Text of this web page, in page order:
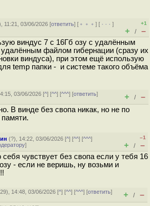
11:21, 03/06/2026 [ответить] [ ﹢﹢﹢] [ · · ·]
+1
+ / –
виндус 7 с 16Гб озу с удалённым
файлом гибернации (сразу их
виндуса), при этом ещё использую
temp папки - и системе такого объёма
03/06/2026 [^] [^^] [^^^] [ответить]
+ / –
В винде без свопа никак, но не по
памяти.
(?), 14:22, 03/06/2026 [^] [^^] [^^^]
]
–1
+ / –
себя чувствует без свопа если у тебя 16
- если не веришь, ну возьми и
29), 14:48, 03/06/2026 [^] [^^] [^^^] [ответить]
+ / –